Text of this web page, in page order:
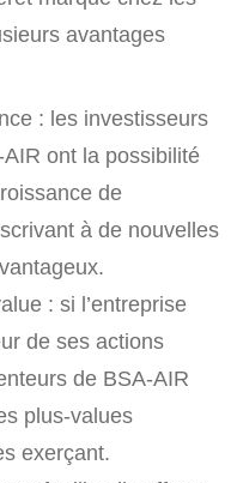
avantages
: les investisseurs
ont la possibilité
de
à de nouvelles
: si l’entreprise
de ses actions
de BSA-AIR
plus-values
exerçant.